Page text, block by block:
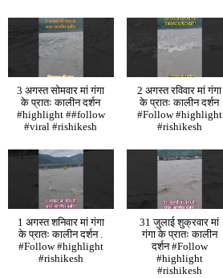
3 अगस्त सोमवार मां गंगा
के प्रातः कालीन दर्शन
#highlight ##follow
#viral #rishikesh
2 अगस्त रविवार मां गंगा
के प्रातः कालीन दर्शन
#Follow #highlight
#rishikesh
1 अगस्त शनिवार मां गंगा
के प्रातः कालीन दर्शन .
#Follow #highlight
#rishikesh
31 जुलाई शुक्रवार मां
गंगा के प्रातः कालीन
दर्शन #Follow
#highlight
#rishikesh